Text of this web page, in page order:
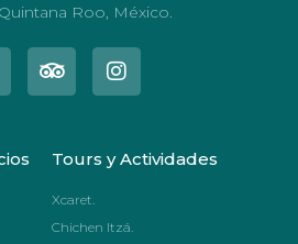
Roo, México.
Tours y Actividades
Xcaret.
Chichen Itzá.